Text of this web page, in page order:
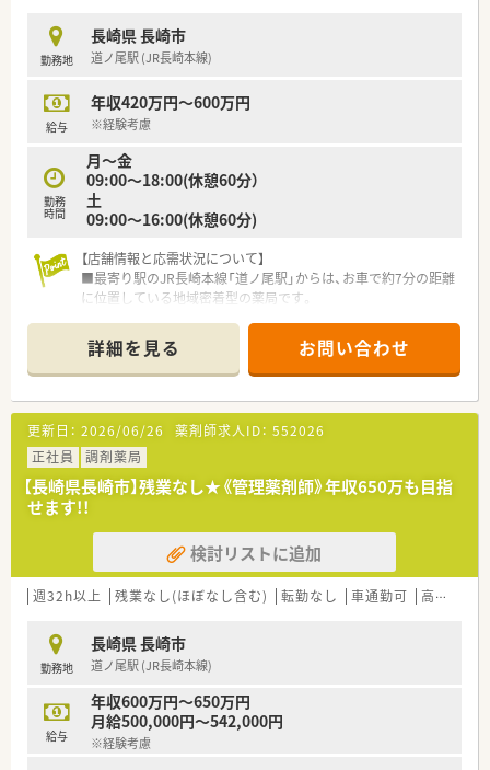
勤務地
長崎県 長崎市
道ノ尾駅 (JR長崎本線)
給与
年収420万円～600万円
※経験考慮
勤務
時間
月～金
09:00～18:00(休憩60分）
土
09:00～16:00(休憩60分)
【店舗情報と応需状況について】
■最寄り駅のJR長崎本線「道ノ尾駅」からは、お車で約7分の距離
に位置している地域密着型の薬局です。
枚から50枚程度となっております。
■薬剤師は常勤1名とパート2名の計3名体制で、事務スタッフも
充実しており連携して業務を進めています。
【募集背景と求める人物像について】
■今回は、今後の体制強化とさらなる地域貢献を見据えた、薬剤
師の欠員補充のための募集となっております。
■チームワークを大切に考え、周囲のスタッフと協力しながら前
向きに業務に取り組める方を歓迎しております。
■未経験の方や業務にブランクがある方も歓迎しており、丁寧な
指導を受けながら安心してスキルアップができます。
【職場環境と雰囲気】
■社長ご自身も管理薬剤師として現場に立っており、風通しが良
■スタッフの定着率が非常に高いことが特長で、安心して長期的
にキャリアを形成できる環境が魅力です。
■女性スタッフが多く活躍しており、お互いに協力し合うチーム
ワークを何よりも大切にする温かい社風です。
詳細を見る お問い合わせ
更新日： 2026/06/26 薬剤師求人ID： 552026
正社員
調剤薬局
【長崎県長崎市】残業なし★《管理薬剤師》年収650万も目指
せます!!
検討リストに追加
週32h以上 残業なし(ほぼなし含む) 転勤なし 車通勤可 高給与(600万円以上)
勤務地
長崎県 長崎市
道ノ尾駅 (JR長崎本線)
給与
年収600万円～650万円
月給500,000円～542,000円
※経験考慮